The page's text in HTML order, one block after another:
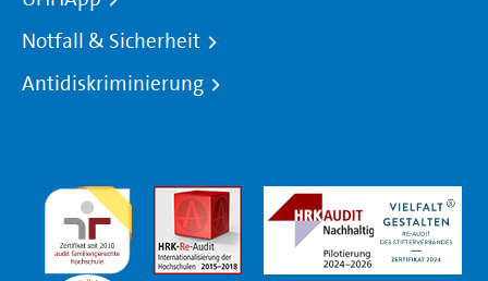
Notfall & Sicherheit
Antidiskriminierung